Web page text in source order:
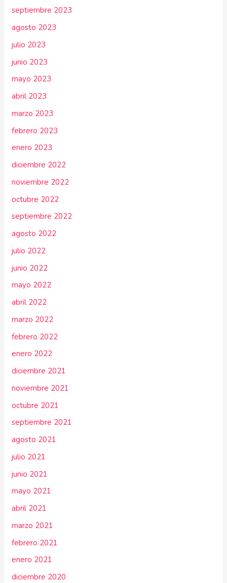
septiembre 2023
agosto 2023
julio 2023
junio 2023
mayo 2023
abril 2023
marzo 2023
febrero 2023
enero 2023
diciembre 2022
noviembre 2022
octubre 2022
septiembre 2022
agosto 2022
julio 2022
junio 2022
mayo 2022
abril 2022
marzo 2022
febrero 2022
enero 2022
diciembre 2021
noviembre 2021
octubre 2021
septiembre 2021
agosto 2021
julio 2021
junio 2021
mayo 2021
abril 2021
marzo 2021
febrero 2021
enero 2021
diciembre 2020